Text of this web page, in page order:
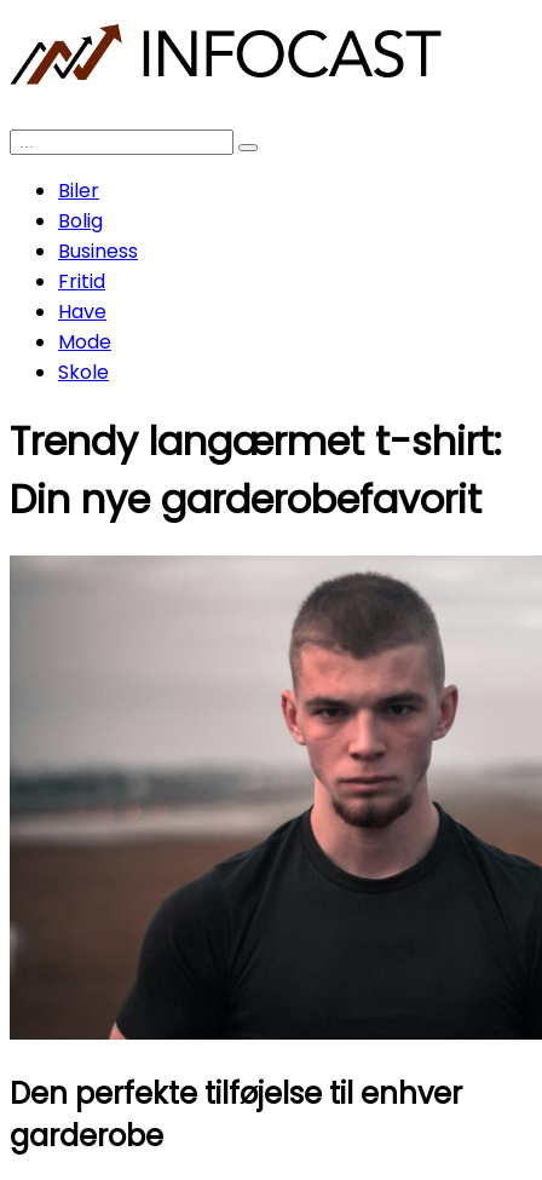
Biler
Bolig
Business
Fritid
Have
Mode
Skole
Trendy langærmet t-shirt:
Din nye garderobefavorit
Den perfekte tilføjelse til enhver
garderobe